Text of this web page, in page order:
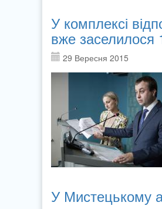
У комплексі
вже заселилося
29 Вересня 2015
У Мистецькому